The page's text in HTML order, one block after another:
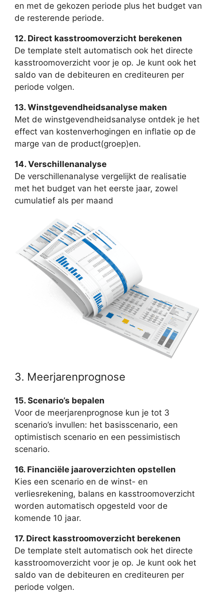
en met de gekozen periode plus het budget van
de resterende periode.
12. Direct kasstroomoverzicht berekenen
De template stelt automatisch ook het directe
kasstroomoverzicht voor je op. Je kunt ook het
saldo van de debiteuren en crediteuren per
periode volgen.
13. Winstgevendheidsanalyse maken
Met de winstgevendheidsanalyse ontdek je het
effect van kostenverhogingen en inflatie op de
marge van de product(groep)en.
14. Verschillenanalyse
De verschillenanalyse vergelijkt de realisatie
met het budget van het eerste jaar, zowel
cumulatief als per maand
3. Meerjarenprognose
15. Scenario’s bepalen
Voor de meerjarenprognose kun je tot 3
scenario’s invullen: het basisscenario, een
optimistisch scenario en een pessimistisch
scenario.
16. Financiële jaaroverzichten opstellen
Kies een scenario en de winst- en
verliesrekening, balans en kasstroomoverzicht
worden automatisch opgesteld voor de
komende 10 jaar.
17. Direct kasstroomoverzicht berekenen
De template stelt automatisch ook het directe
kasstroomoverzicht voor je op. Je kunt ook het
saldo van de debiteuren en crediteuren per
periode volgen.